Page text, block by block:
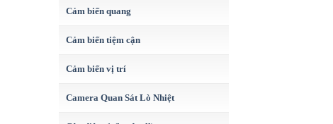
Cảm biến quang
Cảm biến tiệm cận
Cảm biến vị trí
Camera Quan Sát Lò Nhiệt